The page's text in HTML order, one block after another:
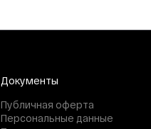
Документы
Публичная оферта
Персональные данные